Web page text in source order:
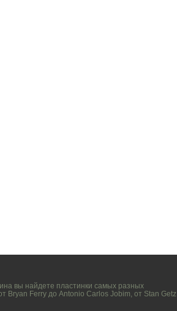
вы найдете пластинки самых разных
Bryan Ferry до Antonio Carlos Jobim, от Stan Getz